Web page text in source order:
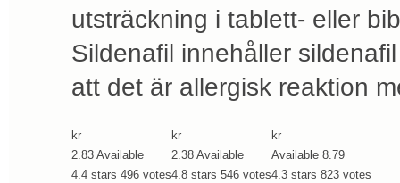
utsträckning i tablett- eller
Sildenafil innehåller
att det är allergisk reaktion
kr
2.83 Available
4.4 stars 496 votes
kr
2.38 Available
4.8 stars 546 votes
kr
Available 8.79
4.3 stars 823 votes